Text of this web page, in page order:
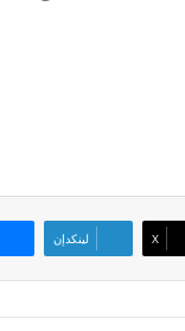
‫X لينكدإن